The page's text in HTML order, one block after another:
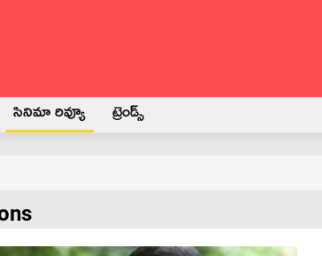
సినిమా రివ్యూ ట్రెండ్స్